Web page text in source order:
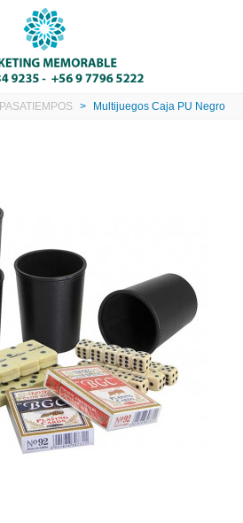
PASATIEMPOS > Multijuegos Caja PU Negro